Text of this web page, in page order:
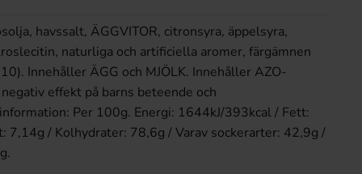
havssalt, ÄGGVITOR, citronsyra, äppelsyra,
naturliga och artificiella aromer, färgämnen
Innehåller ÄGG och MJÖLK. Innehåller AZO-
effekt på barns beteende och
Per 100g. Energi: 1644kJ/393kcal / Fett:
7,14g / Kolhydrater: 78,6g / Varav sockerarter: 42,9g /